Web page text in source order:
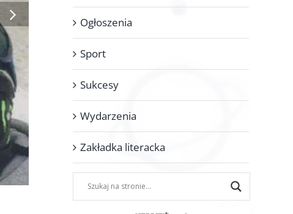
Ogłoszenia
Sport
Sukcesy
Wydarzenia
Zakładka literacka